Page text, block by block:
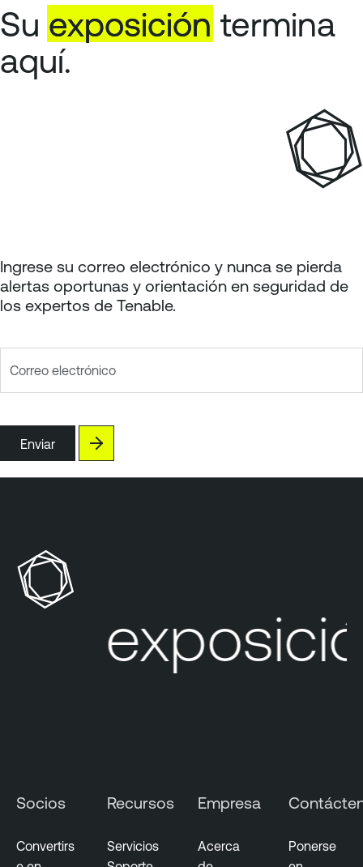
Su exposición termina
aquí.
Ingrese su correo electrónico y nunca se pierda
alertas oportunas y orientación en seguridad de
los expertos de Tenable.
Correo electrónico
Enviar
Socios
Convertirs
Recursos
Servicios
Empresa
Acerca
Ponerse